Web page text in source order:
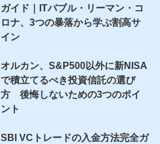
ガイド｜ITバブル・リーマン・コ
ロナ、3つの暴落から学ぶ割高サ
イン
オルカン、S&P500以外に新NISA
で積立てるべき投資信託の選び
方 後悔しないための3つのポイ
ント
SBI VCトレードの入金方法完全ガ